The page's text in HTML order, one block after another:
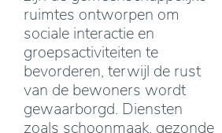
ruimtes ontworpen om
sociale interactie en
groepsactiviteiten te
bevorderen, terwijl de rust
van de bewoners wordt
gewaarborgd. Diensten
zoals schoonmaak, gezonde